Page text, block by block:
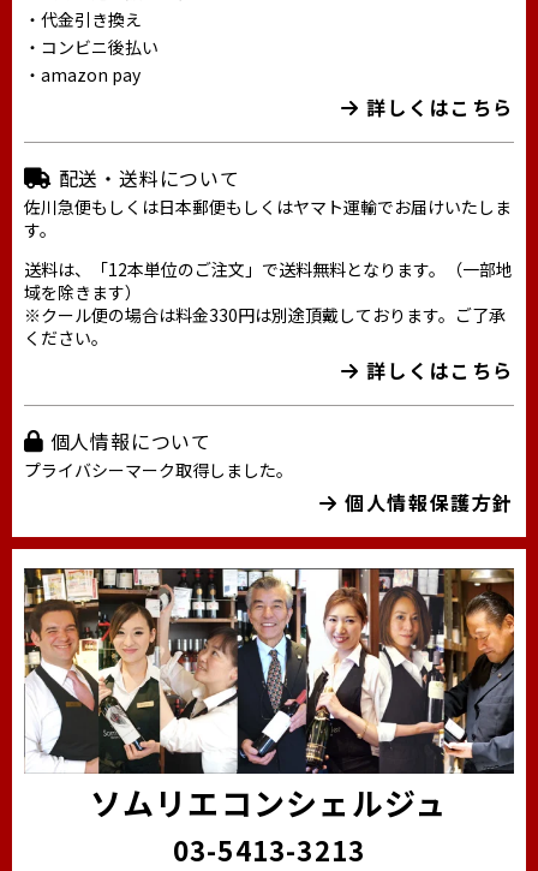
・代金引き換え
・コンビニ後払い
・amazon pay
詳しくはこちら
配送・送料について
佐川急便もしくは日本郵便もしくはヤマト運輸でお届けいたしま
す。
送料は、「12本単位のご注文」で送料無料となります。（一部地
域を除きます）
※クール便の場合は料金330円は別途頂戴しております。ご了承
ください。
詳しくはこちら
個人情報について
プライバシーマーク取得しました。
個人情報保護方針
ソムリエコンシェルジュ
03-5413-3213